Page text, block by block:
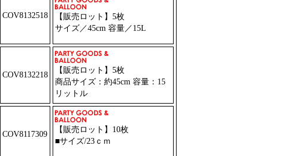
COV8132518
【販売ロット】5枚
サイズ／45cm 容量／15L
COV8132218
【販売ロット】5枚
商品サイズ：約45cm 容量：15
リットル
COV8117309
【販売ロット】10枚
■サイズ/23ｃｍ